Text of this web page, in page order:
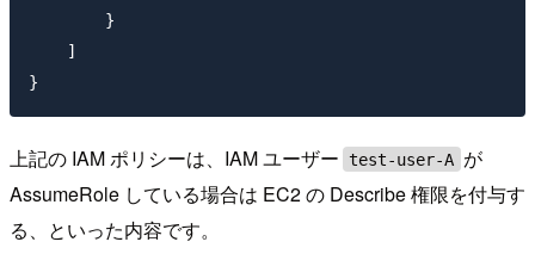
        }
    ]
上記の IAM ポリシーは、IAM ユーザー test-user-A が
AssumeRole している場合は EC2 の Describe 権限を付与す
る、といった内容です。